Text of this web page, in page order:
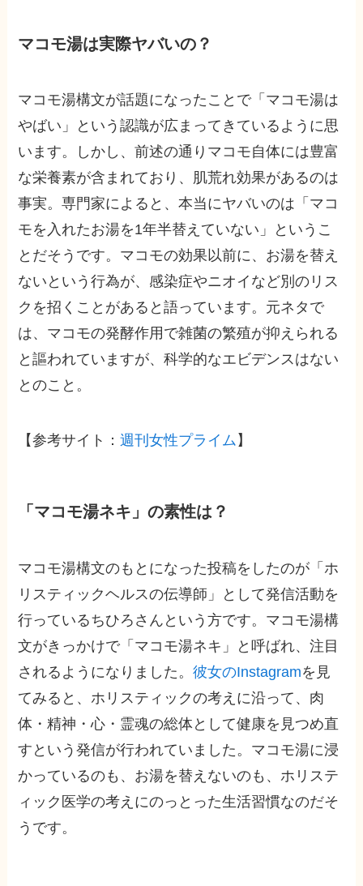
マコモ湯は実際ヤバいの？
マコモ湯構文が話題になったことで「マコモ湯は
やばい」という認識が広まってきているように思
います。しかし、前述の通りマコモ自体には豊富
な栄養素が含まれており、肌荒れ効果があるのは
事実。専門家によると、本当にヤバいのは「マコ
モを入れたお湯を1年半替えていない」というこ
とだそうです。マコモの効果以前に、お湯を替え
ないという行為が、感染症やニオイなど別のリス
クを招くことがあると語っています。元ネタで
は、マコモの発酵作用で雑菌の繁殖が抑えられる
と謳われていますが、科学的なエビデンスはない
とのこと。
【参考サイト：週刊女性プライム 】
「マコモ湯ネキ」の素性は？
マコモ湯構文のもとになった投稿をしたのが「ホ
リスティックヘルスの伝導師」として発信活動を
行っているちひろさんという方です。マコモ湯構
文がきっかけで「マコモ湯ネキ」と呼ばれ、注目
されるようになりました。彼女のInstagramを見
てみると、ホリスティックの考えに沿って、肉
体・精神・心・霊魂の総体として健康を見つめ直
すという発信が行われていました。マコモ湯に浸
かっているのも、お湯を替えないのも、ホリステ
ィック医学の考えにのっとった生活習慣なのだそ
うです。